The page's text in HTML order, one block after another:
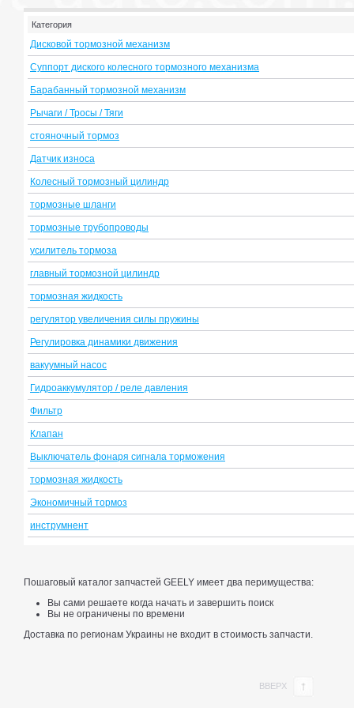
Категория
Дисковой тормозной механизм
Суппорт диского колесного тормозного механизма
Барабанный тормозной механизм
Рычаги / Тросы / Тяги
стояночный тормоз
Датчик износа
Колесный тормозный цилиндр
тормозные шланги
тормозные трубопроводы
усилитель тормоза
главный тормозной цилиндр
тормозная жидкость
регулятор увеличения силы пружины
Регулировка динамики движения
вакуумный насос
Гидроаккумулятор / реле давления
Фильтр
Клапан
Выключатель фонаря сигнала торможения
тормозная жидкость
Экономичный тормоз
инструмнент
Пошаговый каталог запчастей GEELY имеет два перимущества:
Вы сами решаете когда начать и завершить поиск
Вы не ограничены по времени
Доставка по регионам Украины не входит в стоимость запчасти.
ВВЕРХ